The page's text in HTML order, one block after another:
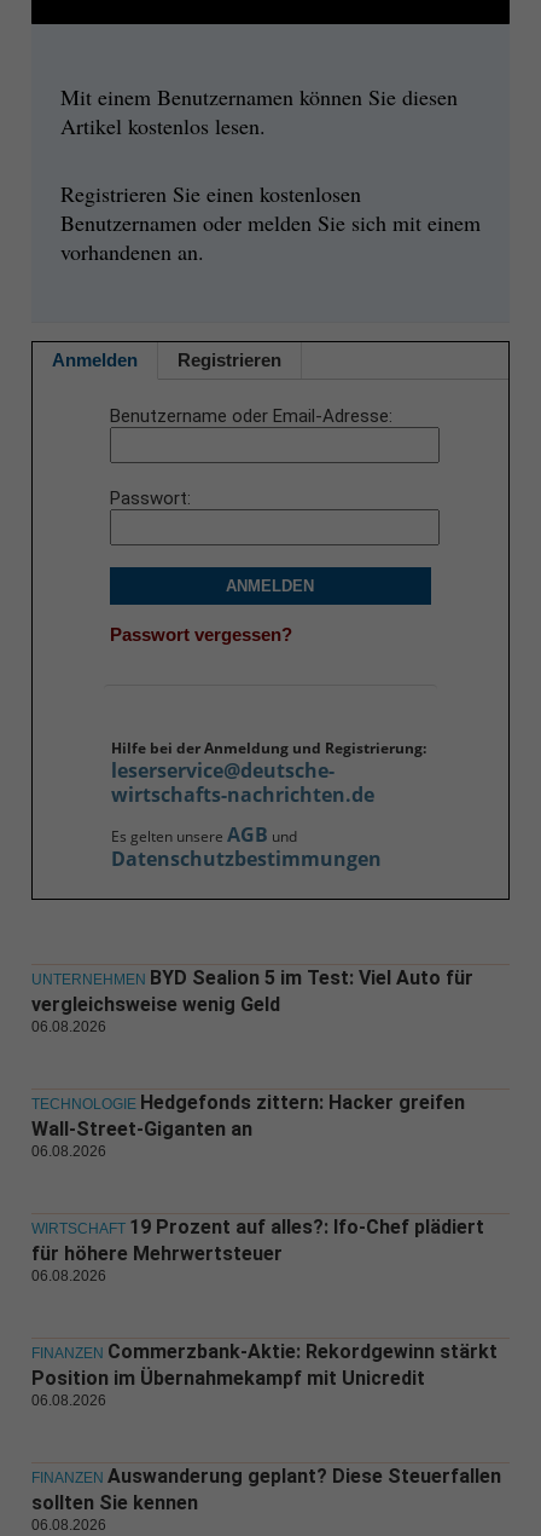
Mit einem Benutzernamen können Sie diesen
Artikel kostenlos lesen.
Registrieren Sie einen kostenlosen
Benutzernamen oder melden Sie sich mit einem
vorhandenen an.
Anmelden Registrieren
Benutzername oder Email-Adresse
Passwort
ANMELDEN
Passwort vergessen?
Hilfe bei der Anmeldung und Registrierung:
leserservice@deutsche-
wirtschafts-nachrichten.de
Es gelten unsere AGB und
Datenschutzbestimmungen
UNTERNEHMEN BYD Sealion 5 im Test: Viel Auto für
vergleichsweise wenig Geld
06.08.2026
TECHNOLOGIE Hedgefonds zittern: Hacker greifen
Wall-Street-Giganten an
06.08.2026
WIRTSCHAFT 19 Prozent auf alles?: Ifo-Chef plädiert
für höhere Mehrwertsteuer
06.08.2026
FINANZEN Commerzbank-Aktie: Rekordgewinn stärkt
Position im Übernahmekampf mit Unicredit
06.08.2026
FINANZEN Auswanderung geplant? Diese Steuerfallen
sollten Sie kennen
06.08.2026